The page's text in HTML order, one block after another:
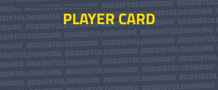
PLAYER CARD